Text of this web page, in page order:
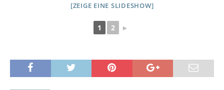
[ZEIGE EINE SLIDESHOW]
1 2 ►